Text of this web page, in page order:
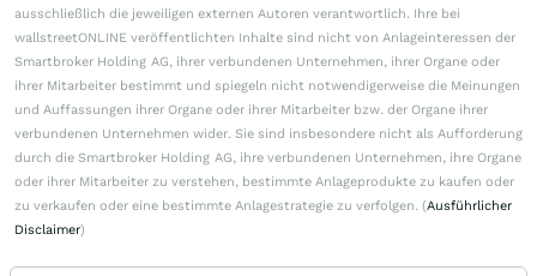
ausschließlich die jeweiligen externen Autoren verantwortlich. Ihre bei
wallstreetONLINE veröffentlichten Inhalte sind nicht von Anlageinteressen der
Smartbroker Holding AG, ihrer verbundenen Unternehmen, ihrer Organe oder
ihrer Mitarbeiter bestimmt und spiegeln nicht notwendigerweise die Meinungen
und Auffassungen ihrer Organe oder ihrer Mitarbeiter bzw. der Organe ihrer
verbundenen Unternehmen wider. Sie sind insbesondere nicht als Aufforderung
durch die Smartbroker Holding AG, ihre verbundenen Unternehmen, ihre Organe
oder ihrer Mitarbeiter zu verstehen, bestimmte Anlageprodukte zu kaufen oder
zu verkaufen oder eine bestimmte Anlagestrategie zu verfolgen. (Ausführlicher
Disclaimer)